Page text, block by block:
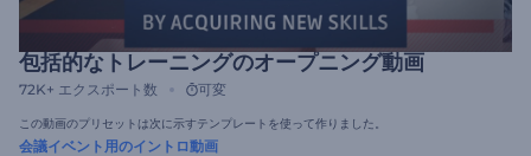
包括的なトレーニングのオープニング動画
72K+ エクスポート数 可変
この動画のプリセットは次に示すテンプレートを使って作りました。
会議イベント用のイントロ動画